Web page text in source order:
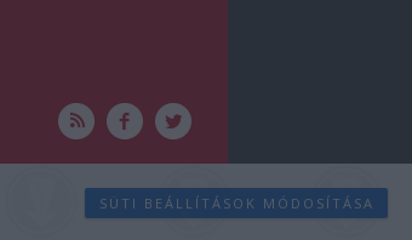
SÜTI BEÁLLÍTÁSOK MÓDOSÍTÁSA